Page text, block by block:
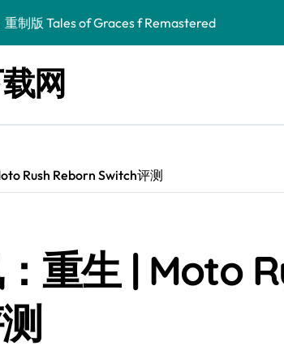
Chimera
利亚：雾中之花 ENDER MAGNOLIA Bloom in
：网球 Casual Sport Series Tennis
：复活 Sword of the Necromancer Resurrection
说未竟之谜 Achilles Legends Untold
制版合集 DreadOut Remastered Collection
网
Rush Reborn Switch评测
重生 | Moto